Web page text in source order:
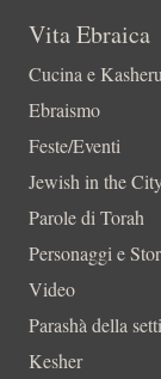
Vita Ebraica
Cucina e
Ebraismo
Feste/Eventi
Jewish in the
Parole di Torah
Personaggi e
Video
Parashà della
Kesher